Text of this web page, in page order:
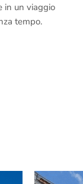
in un viaggio
tempo.